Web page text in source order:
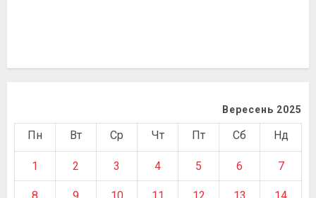
Вересень 2025
Пн Вт Ср Чт Пт Сб Нд
1 2 3 4 5 6 7